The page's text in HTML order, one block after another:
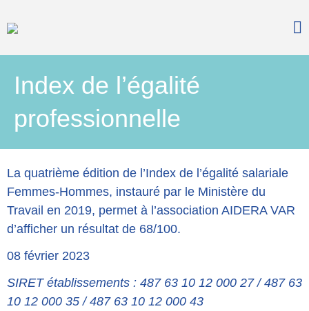
Nous connaître
Histoire & valeurs
Missions & projets
Nos partenaires
Vous informer
L’autisme en bref
Vous accompagner
Jeunesse
Index de l’égalité
professionnelle
La quatrième édition de l’Index de l’égalité salariale
Femmes-Hommes, instauré par le Ministère du
Travail en 2019, permet à l’association AIDERA VAR
d’afficher un résultat de 68/100.
08 février 2023
SIRET établissements : 487 63 10 12 000 27 / 487 63
10 12 000 35 / 487 63 10 12 000 43